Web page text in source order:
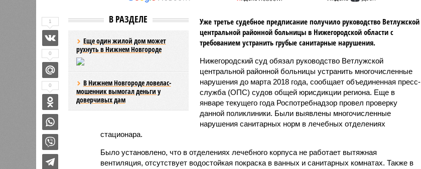
В РАЗДЕЛЕ
Еще один жилой дом может
рухнуть в Нижнем Новгороде
В Нижнем Новгороде ловелас-
мошенник вымогал деньги у
доверчивых дам
Уже третье судебное предписание получило руководство Ветлужской
центральной районной больницы в Нижегородской области с
требованием устранить грубые санитарные нарушения.
Нижегородский суд обязал руководство Ветлужской
центральной районной больницы устранить многочисленные
нарушения до марта 2018 года, сообщает объединенная пресс-
служба (ОПС) судов общей юрисдикции региона. Еще в
январе текущего года Роспотребнадзор провел проверку
данной поликлиники. Были выявлены многочисленные
нарушения санитарных норм в лечебных отделениях
стационара.
Было установлено, что в отделениях лечебного корпуса не работает вытяжная
вентиляция, отсутствует водостойкая покраска в ванных и санитарных комнатах. Также в
1
0
0